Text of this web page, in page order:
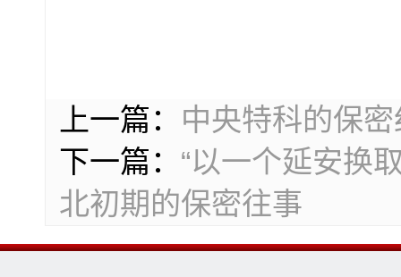
上一篇： 中央特科的保
下一篇： “以一个延安换
北初期的保密往事